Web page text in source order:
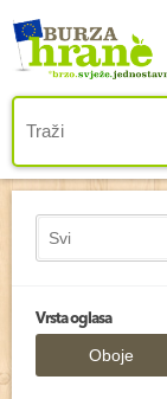
Vrsta oglasa
Oboje